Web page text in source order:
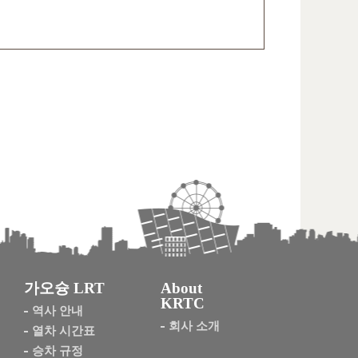
가오슝 LRT
역사 안내
열차 시간표
승차 규정
About
KRTC
회사 소개